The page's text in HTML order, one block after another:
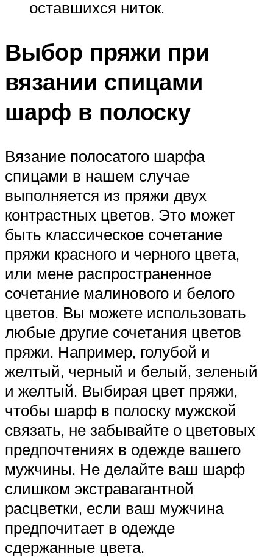
оставшихся ниток.
Выбор пряжи при
вязании спицами
шарф в полоску
Вязание полосатого шарфа
спицами в нашем случае
выполняется из пряжи двух
контрастных цветов. Это может
быть классическое сочетание
пряжи красного и черного цвета,
или мене распространенное
сочетание малинового и белого
цветов. Вы можете использовать
любые другие сочетания цветов
пряжи. Например, голубой и
желтый, черный и белый, зеленый
и желтый. Выбирая цвет пряжи,
чтобы шарф в полоску мужской
связать, не забывайте о цветовых
предпочтениях в одежде вашего
мужчины. Не делайте ваш шарф
слишком экстравагантной
расцветки, если ваш мужчина
предпочитает в одежде
сдержанные цвета.